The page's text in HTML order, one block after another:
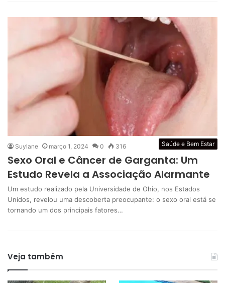
Saúde e Bem Estar
Suylane março 1, 2024 0 316
Sexo Oral e Câncer de Garganta: Um
Estudo Revela a Associação Alarmante
Um estudo realizado pela Universidade de Ohio, nos Estados
Unidos, revelou uma descoberta preocupante: o sexo oral está se
tornando um dos principais fatores…
Veja também